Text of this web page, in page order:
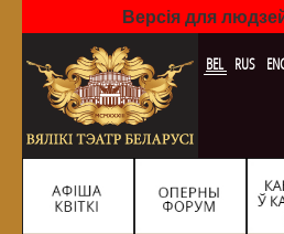
Версія для
BEL RUS